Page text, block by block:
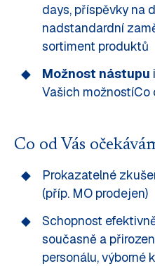
days, příspěvky na
nadstandardní
sortiment produktů
Možnost nástupu
Vašich možnostíCo
Co od Vás
Prokazatelné
(příp. MO prodejen)
Schopnost
současně a
personálu, výborné